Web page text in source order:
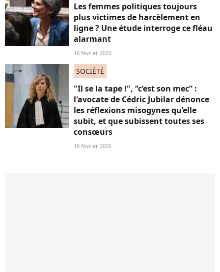
Les femmes politiques toujours
plus victimes de harcèlement en
ligne ? Une étude interroge ce fléau
alarmant
16 février 2026
SOCIÉTÉ
"Il se la tape !", “c’est son mec” :
l'avocate de Cédric Jubilar dénonce
les réflexions misogynes qu’elle
subit, et que subissent toutes ses
consœurs
18 février 2026